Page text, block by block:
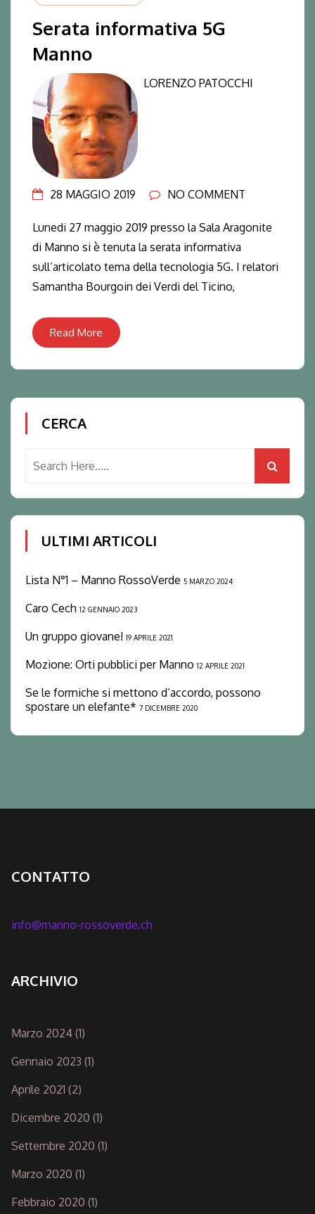
Serata informativa 5G
Manno
LORENZO PATOCCHI
28 MAGGIO 2019 NO COMMENT
Lunedi 27 maggio 2019 presso la Sala Aragonite
di Manno si è tenuta la serata informativa
sull’articolato tema della tecnologia 5G. I relatori
Samantha Bourgoin dei Verdi del Ticino,
Read More
CERCA
ULTIMI ARTICOLI
Lista N°1 – Manno RossoVerde 5 MARZO 2024
Caro Cech 12 GENNAIO 2023
Un gruppo giovane! 19 APRILE 2021
Mozione: Orti pubblici per Manno 12 APRILE 2021
Se le formiche si mettono d’accordo, possono
spostare un elefante* 7 DICEMBRE 2020
CONTATTO
info@manno-rossoverde.ch
ARCHIVIO
Marzo 2024 (1)
Gennaio 2023 (1)
Aprile 2021 (2)
Dicembre 2020 (1)
Settembre 2020 (1)
Marzo 2020 (1)
Febbraio 2020 (1)